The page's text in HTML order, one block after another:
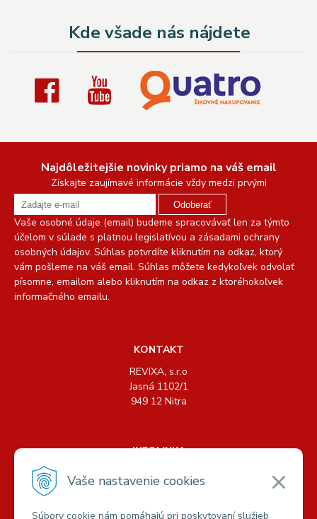
Vaše nastavenie cookies
Súbory cookie nám pomáhajú pri poskytovaní služieb
Kde všade nás nájdete
Najdôležitejšie novinky priamo na váš email
Získajte zaujímavé informácie vždy medzi prvými
Odoberať
Vaše osobné údaje (email) budeme spracovávať len za týmto
účelom v súlade s platnou legislatívou a zásadami ochrany
osobných údajov. Súhlas potvrdíte kliknutím na odkaz, ktorý
vám pošleme na váš email. Súhlas môžete kedykoľvek odvolať
písomne, emailom alebo kliknutím na odkaz z ktoréhokoľvek
informačného emailu.
KONTAKT
REVIXA, s.r.o
Jasná 1102/1
949 12 Nitra
INFOLINKA
Tel.: +421 904 158 489, +421 904 440 726
E-mail:info@revixa.sk